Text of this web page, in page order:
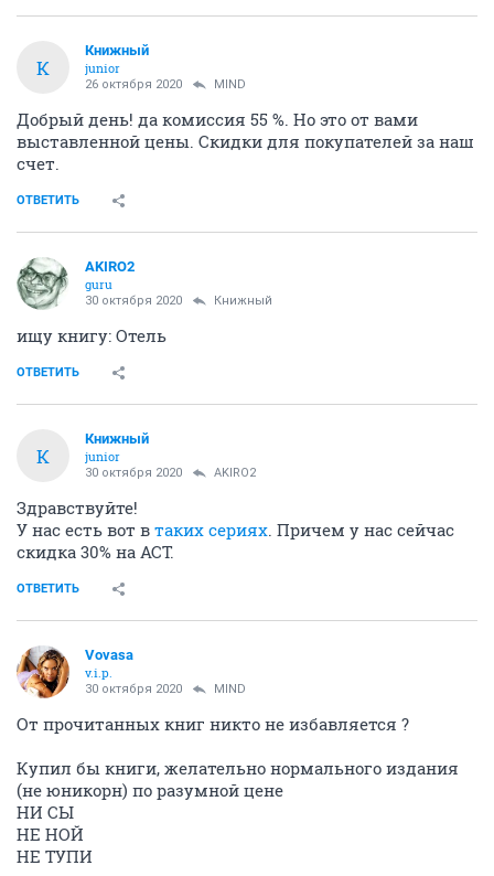
К
Книжный
junior
26 октября 2020 MIND
Добрый день! да комиссия 55 %. Но это от вами
выставленной цены. Скидки для покупателей за наш
счет.
ОТВЕТИТЬ
AKIRO2
guru
30 октября 2020 Книжный
ищу книгу: Отель
ОТВЕТИТЬ
К
Книжный
junior
30 октября 2020 AKIRO2
Здравствуйте!
У нас есть вот в таких сериях. Причем у нас сейчас
скидка 30% на АСТ.
ОТВЕТИТЬ
Vovasa
v.i.p.
30 октября 2020 MIND
От прочитанных книг никто не избавляется ?
Купил бы книги, желательно нормального издания
(не юникорн) по разумной цене
НИ СЫ
НЕ НОЙ
НЕ ТУПИ